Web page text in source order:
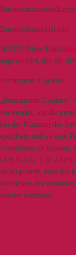
Datenschutzerklärung
NOTE: Diese
angewendet, das Sie
Permanente Cookies
„Permanente
verwendet, um die
bei der Nutzung der
speichern und so eine
vornehmen zu können,
(Art. 6 Abs. 1 lit. a
sichergestellt, dass der
Webseiten der
wieder vorfindet.